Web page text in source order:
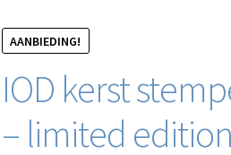
AANBIEDING!
IOD kerst
– limited edition